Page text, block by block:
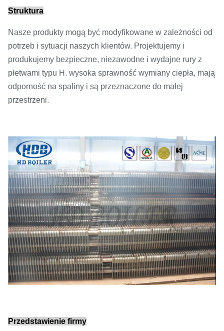
Struktura
Nasze produkty mogą być modyfikowane w zależności od
potrzeb i sytuacji naszych klientów. Projektujemy i
produkujemy bezpieczne, niezawodne i wydajne rury z
płetwami typu H. wysoka sprawność wymiany ciepła, mają
odporność na spaliny i są przeznaczone do małej
przestrzeni.
Przedstawienie firmy